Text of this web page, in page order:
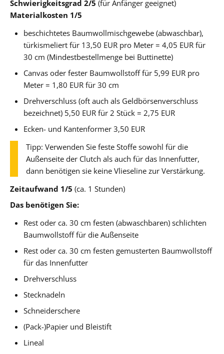
Schwierigkeitsgrad 2/5 (für Anfänger geeignet)
Materialkosten 1/5
beschichtetes Baumwollmischgewebe (abwaschbar),
türkismeliert für 13,50 EUR pro Meter = 4,05 EUR für
30 cm (Mindestbestellmenge bei Buttinette)
Canvas oder fester Baumwollstoff für 5,99 EUR pro
Meter = 1,80 EUR für 30 cm
Drehverschluss (oft auch als Geldbörsenverschluss
bezeichnet) 5,50 EUR für 2 Stück = 2,75 EUR
Ecken- und Kantenformer 3,50 EUR
Tipp: Verwenden Sie feste Stoffe sowohl für die
Außenseite der Clutch als auch für das Innenfutter,
dann benötigen sie keine Vlieseline zur Verstärkung.
Zeitaufwand 1/5 (ca. 1 Stunden)
Das benötigen Sie:
Rest oder ca. 30 cm festen (abwaschbaren) schlichten
Baumwollstoff für die Außenseite
Rest oder ca. 30 cm festen gemusterten Baumwollstoff
für das Innenfutter
Drehverschluss
Stecknadeln
Schneiderschere
(Pack-)Papier und Bleistift
Lineal